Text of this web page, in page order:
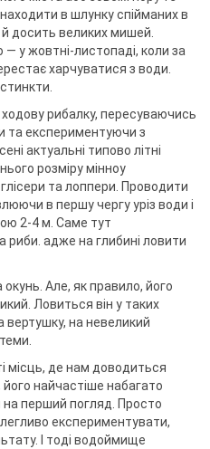
в шлунку спійманих в
досить великих мишей.
у жовтні-листопаді, коли за
харчуватися з води.
рибалку, пересуваючись
та експериментуючи з
актуальні типово літні
розміру мінноу
та лоппери. Проводити
в першу чергу уріз води і
2-4 м. Саме тут
адже на глибині ловити
Але, як правило, його
Ловиться він у таких
вертушку, на невеликий
місць, де нам доводиться
найчастіше набагато
перший погляд. Просто
експериментувати,
І тоді водоймище